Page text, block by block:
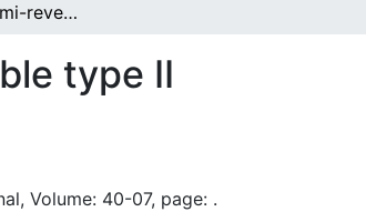
Flux cutting in semi-reversible in irreversible type II superconductors.
type II
Volume: 40-07, page: .